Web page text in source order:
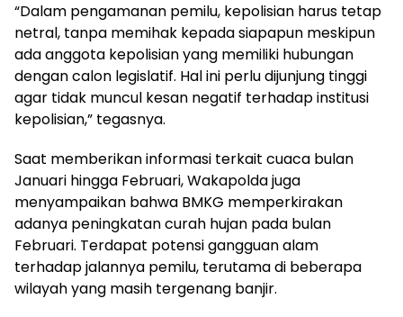
“Dalam pengamanan pemilu, kepolisian harus tetap
netral, tanpa memihak kepada siapapun meskipun
ada anggota kepolisian yang memiliki hubungan
dengan calon legislatif. Hal ini perlu dijunjung tinggi
agar tidak muncul kesan negatif terhadap institusi
kepolisian,” tegasnya.
Saat memberikan informasi terkait cuaca bulan
Januari hingga Februari, Wakapolda juga
menyampaikan bahwa BMKG memperkirakan
adanya peningkatan curah hujan pada bulan
Februari. Terdapat potensi gangguan alam
terhadap jalannya pemilu, terutama di beberapa
wilayah yang masih tergenang banjir.